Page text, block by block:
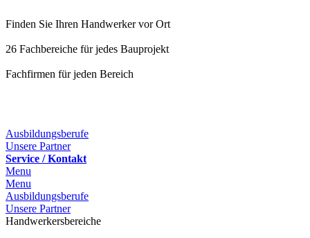
Finden Sie Ihren Handwerker vor Ort
26 Fachbereiche für jedes Bauprojekt
Fachfirmen für jeden Bereich
Ausbildungsberufe
Unsere Partner
Service / Kontakt
Menu
Menu
Ausbildungsberufe
Unsere Partner
Handwerkersbereiche